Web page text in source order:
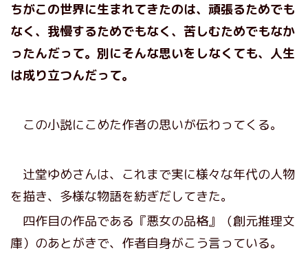
ちがこの世界に生まれてきたのは、頑張るためでも
なく、我慢するためでもなく、苦しむためでもなか
ったんだって。別にそんな思いをしなくても、人生
は成り立つんだって。
この小説にこめた作者の思いが伝わってくる。
辻堂ゆめさんは、これまで実に様々な年代の人物
を描き、多様な物語を紡ぎだしてきた。
四作目の作品である『悪女の品格』（創元推理文
庫）のあとがきで、作者自身がこう言っている。